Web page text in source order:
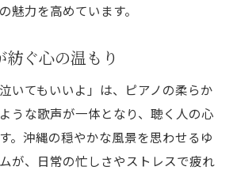
魅力を高めています。
紡ぐ心の温もり
いてもいいよ」は、ピアノの柔らか
うな歌声が一体となり、聴く人の心
。沖縄の穏やかな風景を思わせるゆ
が、日常の忙しさやストレスで疲れ